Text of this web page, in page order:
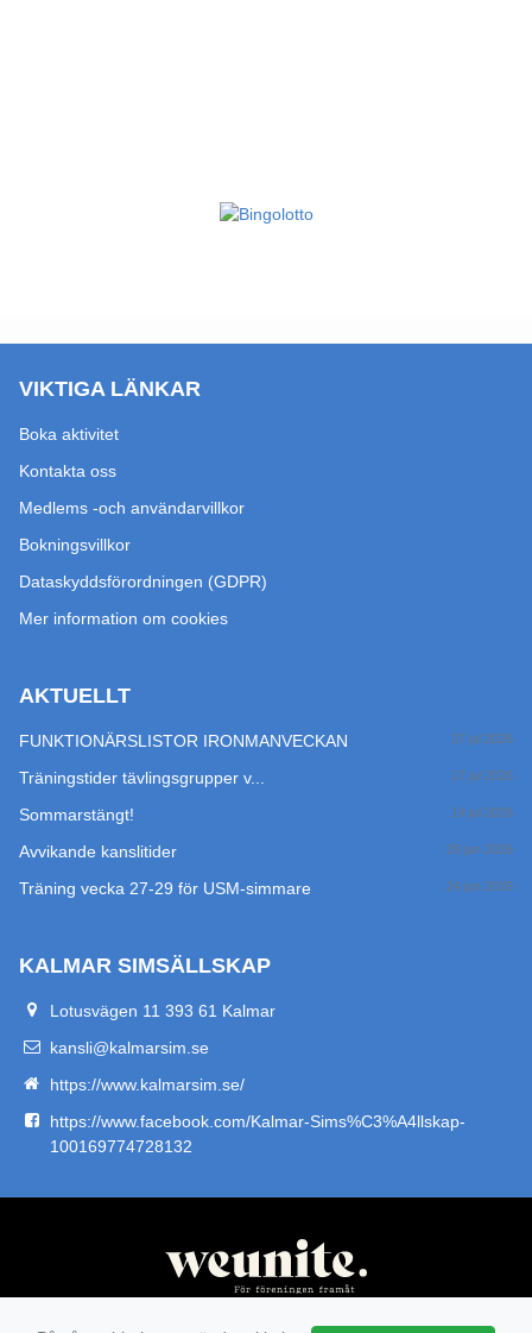
VIKTIGA LÄNKAR
Boka aktivitet
Kontakta oss
Medlems -och användarvillkor
Bokningsvillkor
Dataskyddsförordningen (GDPR)
Mer information om cookies
AKTUELLT
FUNKTIONÄRSLISTOR IRONMANVECKAN 27 jul 2026
Träningstider tävlingsgrupper v... 17 jul 2026
Sommarstängt! 14 jul 2026
Avvikande kanslitider 29 jun 2026
Träning vecka 27-29 för USM-simmare 24 jun 2026
KALMAR SIMSÄLLSKAP
Lotusvägen 11 393 61 Kalmar
kansli@kalmarsim.se
https://www.kalmarsim.se/
https://www.facebook.com/Kalmar-Sims%C3%A4llskap-
100169774728132